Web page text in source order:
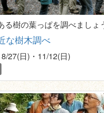
る樹の葉っぱを調べましょ
な樹木調べ
27(日)・11/12(日)